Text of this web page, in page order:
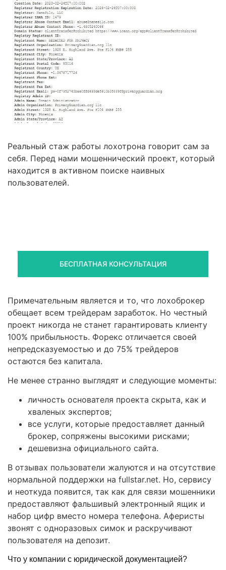
Реальный стаж работы лохотрона говорит сам за
себя. Перед нами мошеннический проект, который
находится в активном поиске наивных
пользователей.
БЕСПЛАТНАЯ КОНСУЛЬТАЦИЯ
Примечательным является и то, что лохоброкер
обещает всем трейдерам заработок. Но честный
проект никогда не станет гарантировать клиенту
100% прибыльность. Форекс отличается своей
непредсказуемостью и до 75% трейдеров
остаются без капитала.
Не менее странно выглядят и следующие моменты:
личность основателя проекта скрыта, как и
хваленых экспертов;
все услуги, которые предоставляет данный
брокер, сопряжены высокими рисками;
дешевизна официального сайта.
В отзывах пользователи жалуются и на отсутствие
нормальной поддержки на fullstar.net. Но, сервису
и неоткуда появится, так как для связи мошенники
предоставляют фальшивый электронный ящик и
набор цифр вместо номера телефона. Аферисты
звонят с одноразовых симок и раскручивают
пользователя на депозит.
Что у компании с юридической документацией?